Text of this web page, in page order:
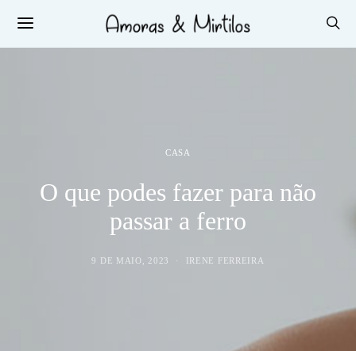
CASA
O que podes fazer para não
passar a ferro
9 DE MAIO, 2023 IRENE FERREIRA